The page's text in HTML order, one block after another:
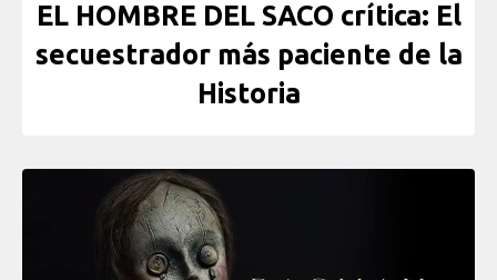
EL HOMBRE DEL SACO crítica: El
secuestrador más paciente de la
Historia